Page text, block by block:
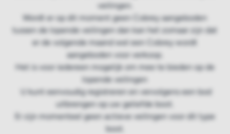
veilingen.
Wordt er op dit moment geen Cobrey aangeboden
tussen de lopende veilingen dan kan het zomaar zijn dat
er de volgende maand wel een Cobrey wordt
aangeboden voor verkoop.
Het is voor iedereen mogelijk om mee te bieden op de
lopende veilingen
U kunt eenvoudig registreren en vervolgens een bod
uitbrengen op uw geliefde boot.
Er zijn momenteel geen actieve veilingen voor dit type
boot.